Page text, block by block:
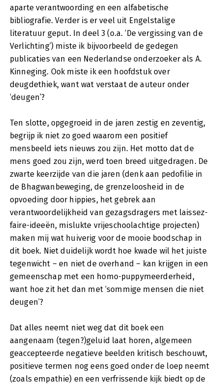
aparte verantwoording en een alfabetische
bibliografie. Verder is er veel uit Engelstalige
literatuur geput. In deel 3 (o.a. ‘De vergissing van de
Verlichting’) miste ik bijvoorbeeld de gedegen
publicaties van een Nederlandse onderzoeker als A.
Kinneging. Ook miste ik een hoofdstuk over
deugdethiek, want wat verstaat de auteur onder
‘deugen’?
Ten slotte, opgegroeid in de jaren zestig en zeventig,
begrijp ik niet zo goed waarom een positief
mensbeeld iets nieuws zou zijn. Het motto dat de
mens goed zou zijn, werd toen breed uitgedragen. De
zwarte keerzijde van die jaren (denk aan pedofilie in
de Bhagwanbeweging, de grenzeloosheid in de
opvoeding door hippies, het gebrek aan
verantwoordelijkheid van gezagsdragers met laissez-
faire-ideeën, mislukte vrijeschoolachtige projecten)
maken mij wat huiverig voor de mooie boodschap in
dit boek. Niet duidelijk wordt hoe kwade wil het juiste
tegenwicht – en niet de overhand – kan krijgen in een
gemeenschap met een homo-puppymeerderheid,
want hoe zit het dan met ‘sommige mensen die niet
deugen’?
Dat alles neemt niet weg dat dit boek een
aangenaam (tegen?)geluid laat horen, algemeen
geaccepteerde negatieve beelden kritisch beschouwt,
positieve termen nog eens goed onder de loep neemt
(zoals empathie) en een verfrissende kijk biedt op de